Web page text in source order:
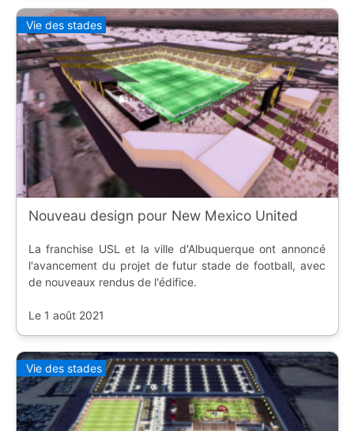
Vie des stades
Nouveau design pour New Mexico United
La franchise USL et la ville d'Albuquerque ont annoncé
l'avancement du projet de futur stade de football, avec
de nouveaux rendus de l'édifice.
Le 1 août 2021
Vie des stades